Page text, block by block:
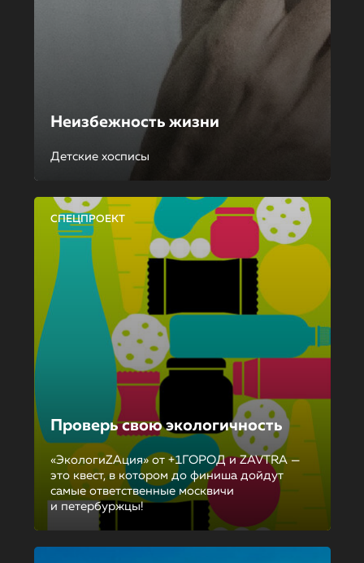
Неизбежность жизни
Детские хосписы
СПЕЦПРОЕКТ
Проверь свою экологичность
«ЭкологиZAция» от +1ГОРОД и ZAVTRA —
это квест, в котором до финиша дойдут
самые ответственные москвичи
и петербуржцы!